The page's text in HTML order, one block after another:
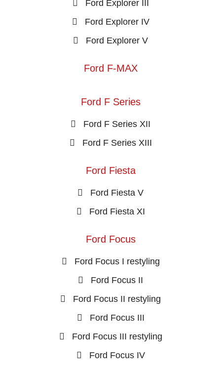
Ford Explorer III
Ford Explorer IV
Ford Explorer V
Ford F-MAX
Ford F Series
Ford F Series XII
Ford F Series XIII
Ford Fiesta
Ford Fiesta V
Ford Fiesta XI
Ford Focus
Ford Focus I restyling
Ford Focus II
Ford Focus II restyling
Ford Focus III
Ford Focus III restyling
Ford Focus IV